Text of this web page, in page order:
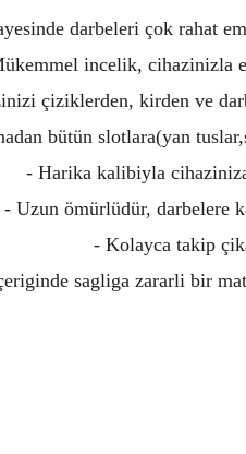
darbeleri çok rahat
incelik, cihazinizla
çiziklerden, kirden ve
bütün slotlara(yan
- Harika kalibiyla
- Uzun ömürlüdür, darbelere
- Kolayca takip
sagliga zararli bir